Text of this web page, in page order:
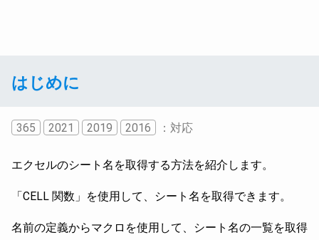
はじめに
365 2021 2019 2016 ：対応
エクセルのシート名を取得する方法を紹介します。
「CELL 関数」を使用して、シート名を取得できます。
名前の定義からマクロを使用して、シート名の一覧を取得